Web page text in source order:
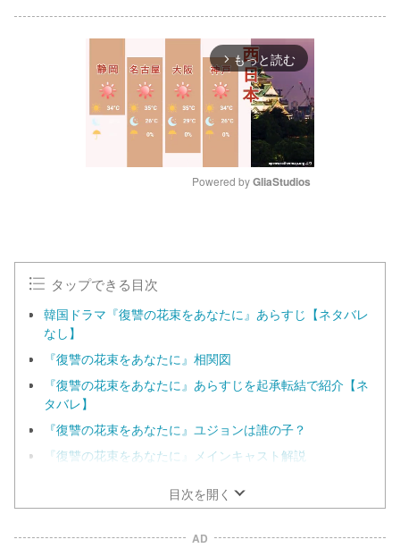
arrow_forward_ios もっと読む
Powered by GliaStudios
タップできる目次
韓国ドラマ『復讐の花束をあなたに』あらすじ【ネタバレ
なし】
『復讐の花束をあなたに』相関図
『復讐の花束をあなたに』あらすじを起承転結で紹介【ネ
タバレ】
『復讐の花束をあなたに』ユジョンは誰の子？
『復讐の花束をあなたに』メインキャスト解説
目次を開く
AD